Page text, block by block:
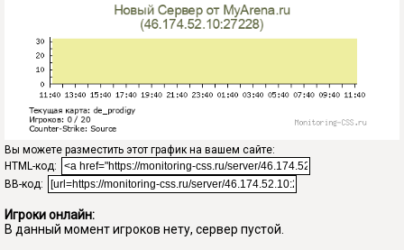
Вы можете разместить этот график на вашем сайте:
HTML-код:
BB-код:
Игроки онлайн:
В данный момент игроков нету, сервер пустой.